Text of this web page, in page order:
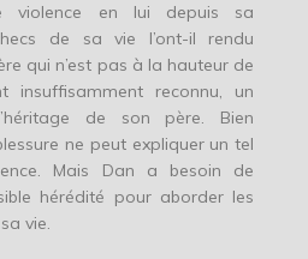
violence en lui depuis sa
de sa vie l’ont-il rendu
qui n’est pas à la hauteur de
insuffisamment reconnu, un
de son père. Bien
ne peut expliquer un tel
Mais Dan a besoin de
hérédité pour aborder les
vie.